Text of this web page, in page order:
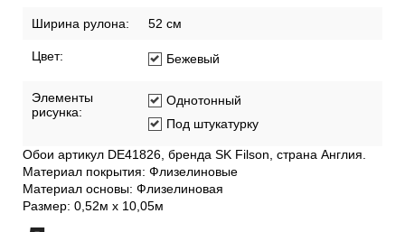
Ширина рулона: 52 см
Цвет: Бежевый
Элементы
рисунка:
Однотонный
Под штукатурку
Обои артикул DE41826, бренда SK Filson, страна Англия.
Материал покрытия: Флизелиновые
Материал основы: Флизелиновая
Размер: 0,52м х 10,05м